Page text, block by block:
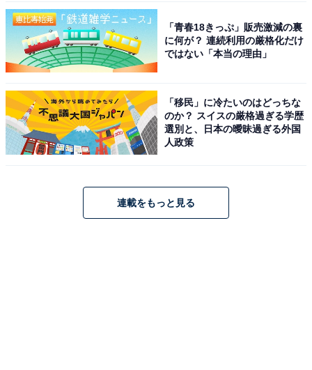
ガトーショコラのような深い味わいとふわふわし
「青春18きっぷ」販売激減の裏
に何が？ 連続利用の厳格化だけ
ではない「本当の理由」
「移民」に冷たいのはどっちな
のか？ スイスの厳格過ぎる学歴
選別と、日本の曖昧過ぎる外国
人政策
連載をもっと見る